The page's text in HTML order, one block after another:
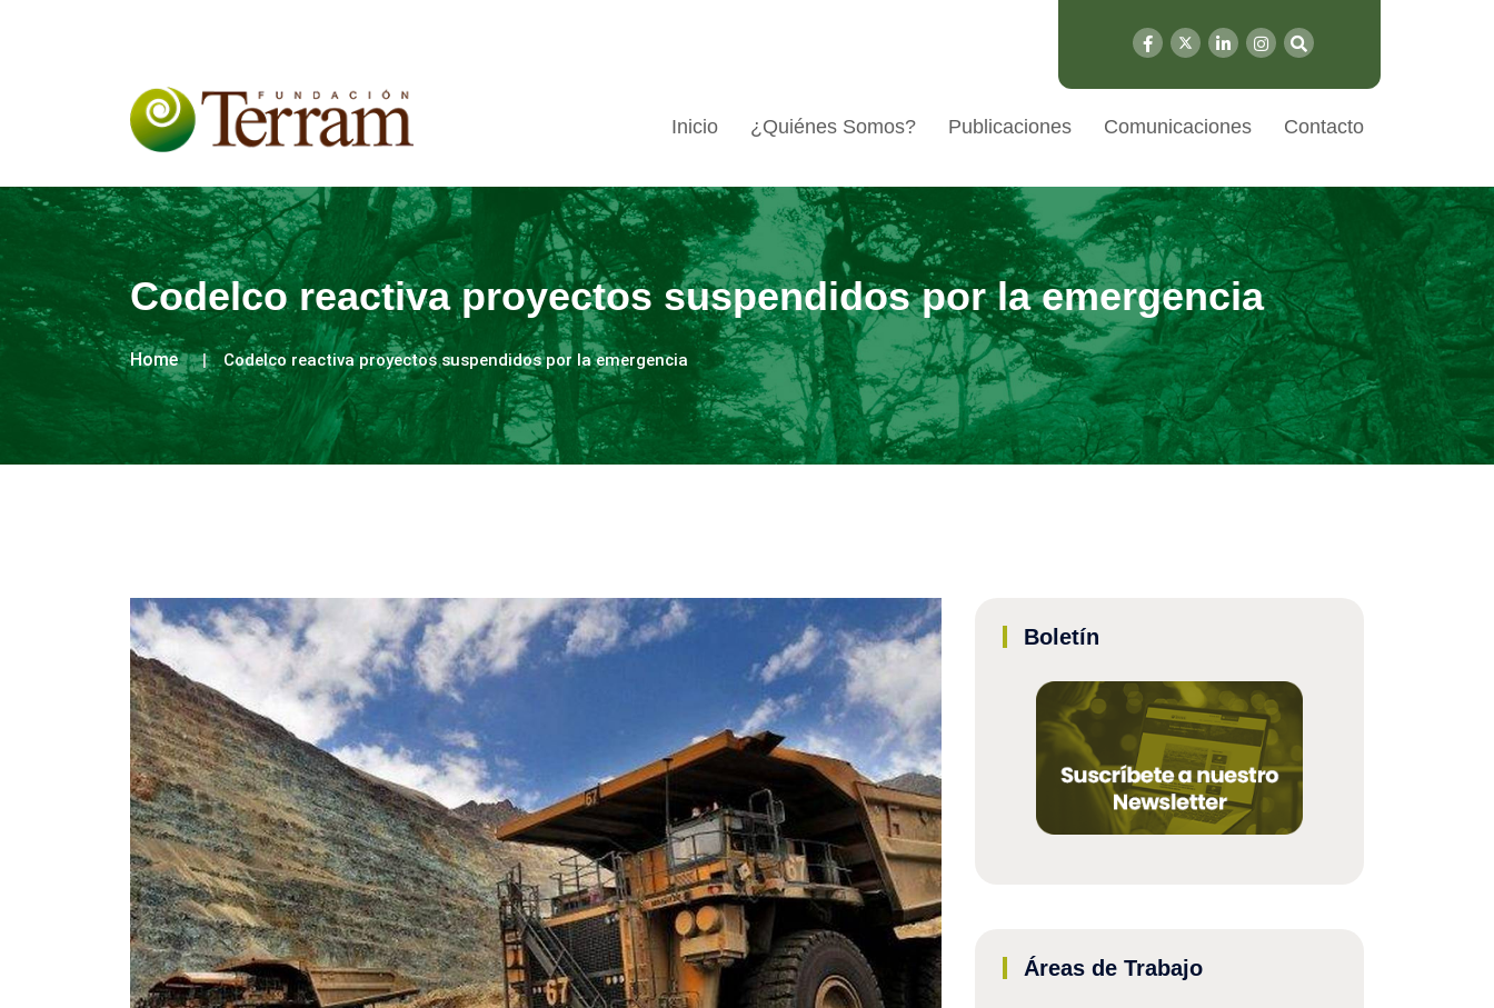
Inicio ¿Quiénes Somos? Publicaciones Comunicaciones Contacto
Codelco reactiva proyectos suspendidos por la emergencia
Home Codelco reactiva proyectos suspendidos por la emergencia
Boletín
Áreas de Trabajo